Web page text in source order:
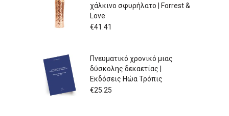
χάλκινο σφυρήλατο | Forrest &
Love
€41.41
Πνευματικό χρονικό μιας
δύσκολης δεκαετίας |
Εκδόσεις Ηώα Τρόπις
€25.25